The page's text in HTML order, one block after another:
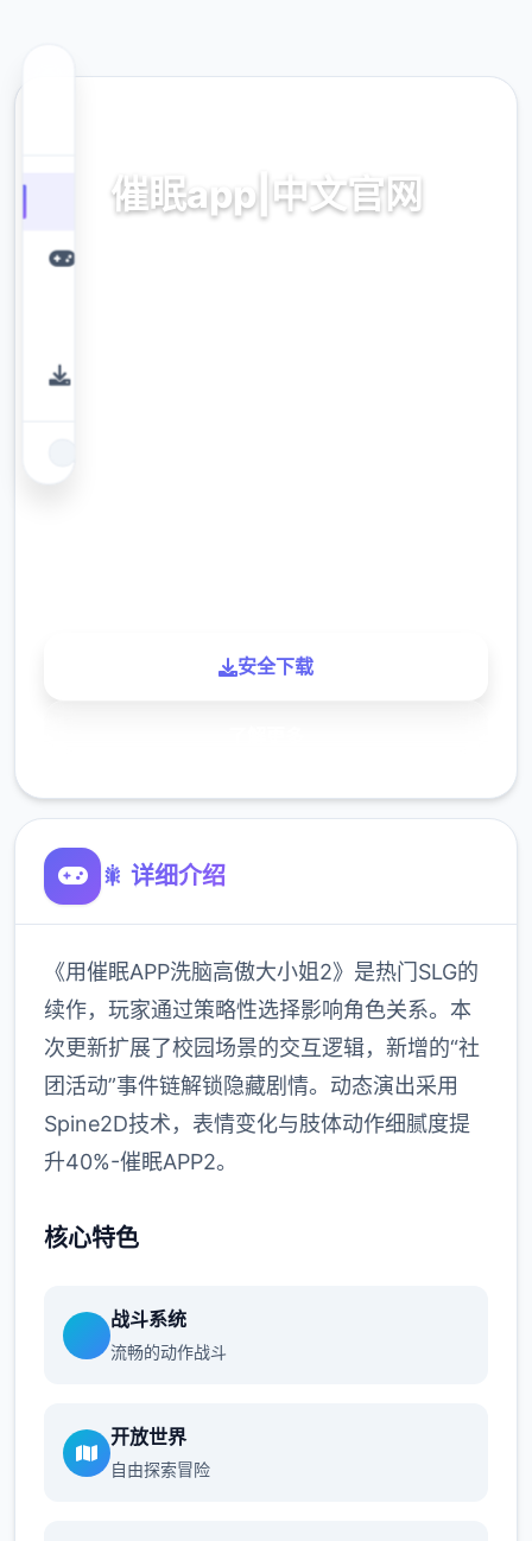
催眠app|中文官网
安全下载
🎇 详细介绍
《用催眠APP洗脑高傲大小姐2》是热门SLG的
续作，玩家通过策略性选择影响角色关系。本
次更新扩展了校园场景的交互逻辑，新增的“社
团活动”事件链解锁隐藏剧情。动态演出采用
Spine2D技术，表情变化与肢体动作细腻度提
升40%-催眠APP2。
核心特色
战斗系统
流畅的动作战斗
开放世界
自由探索冒险